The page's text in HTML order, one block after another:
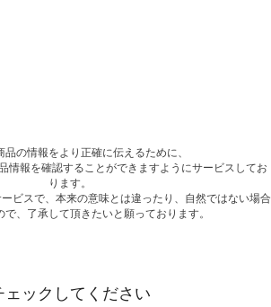
品の情報をより正確に伝えるために、
情報を確認することができますようにサービスしてお
ります。
ビスで、本来の意味とは違ったり、自然ではない場合
で、了承して頂きたいと願っております。
ェックしてください